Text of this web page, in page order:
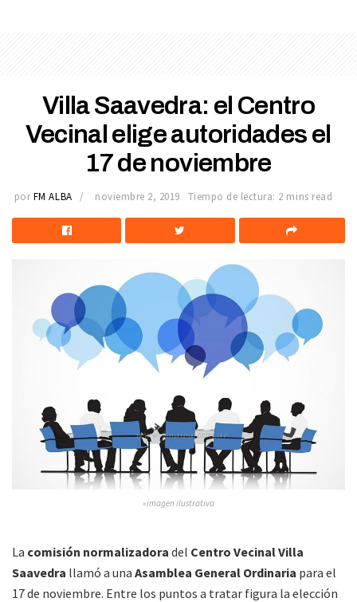
Villa Saavedra: el Centro
Vecinal elige autoridades el
17 de noviembre
por FM ALBA noviembre 2, 2019 Tiempo de lectura: 2 mins read
»imagen ilustrativa
La comisión normalizadora del Centro Vecinal Villa
Saavedra llamó a una Asamblea General Ordinaria para el
17 de noviembre. Entre los puntos a tratar figura la elección